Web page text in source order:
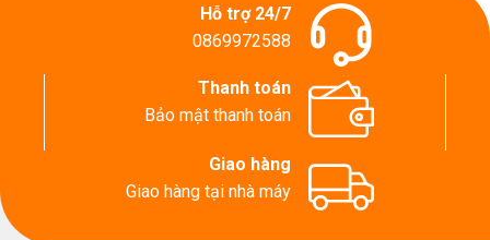
Hỗ trợ 24/7
0869972588
Thanh toán
Bảo mật thanh toán
Giao hàng
Giao hàng tại nhà máy